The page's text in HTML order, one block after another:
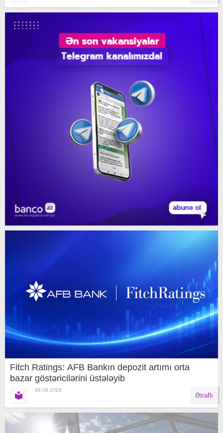
Fitch Ratings: AFB Bankın depozit artımı orta
bazar göstəricilərini üstələyib
08.08.2026
Ətraflı